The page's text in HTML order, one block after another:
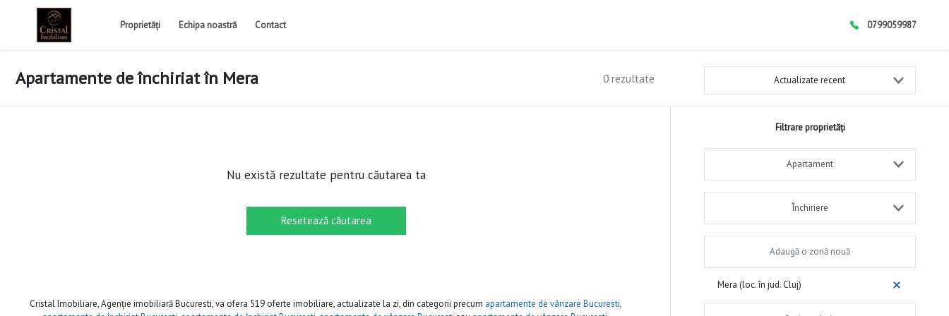
Proprietăți Echipa noastră Contact 0799059987
0 rezultate
Apartamente de închiriat în Mera Actualizate recent
Nu există rezultate pentru căutarea ta
Resetează căutarea
Cristal Imobiliare, Agenție imobiliară Bucuresti, va ofera 519 oferte imobiliare, actualizate la zi, din categorii precum apartamente de vânzare Bucuresti,
Filtrare proprietăți
Apartament
Închiriere
Mera (loc. în jud. Cluj)